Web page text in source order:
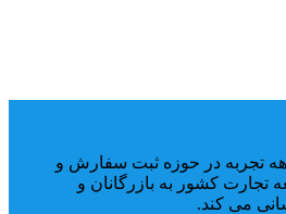
تجربه در حوزه ثبت سفارش و
تجارت کشور به بازرگانان و
می کند.